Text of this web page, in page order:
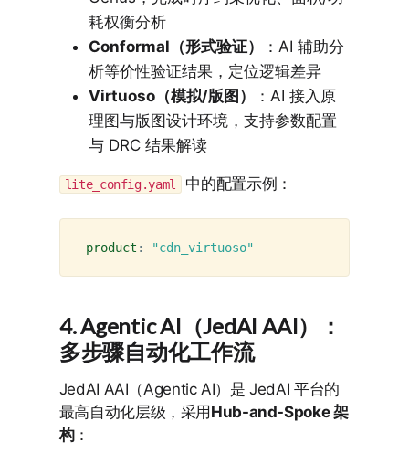
耗权衡分析
Conformal（形式验证）
：AI 辅助分
析等价性验证结果，定位逻辑差异
Virtuoso（模拟/版图）
：AI 接入原
理图与版图设计环境，支持参数配置
与 DRC 结果解读
lite_config.yaml 中的配置示例：
product : "cdn_virtuoso"
4. Agentic AI（JedAI AAI）：
多步骤自动化工作流
JedAI AAI（Agentic AI）是 JedAI 平台的
最高自动化层级，采用 Hub-and-Spoke 架
构：